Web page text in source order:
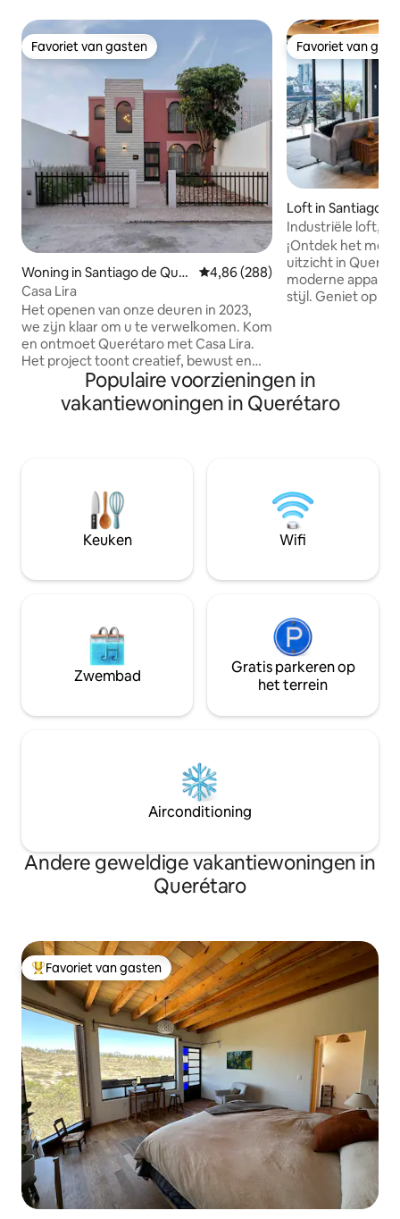
Favoriet van gasten
Favoriet van gasten
Woning in Santiago de Quer
étaro
Gemiddelde beoordeling van
4,86 (288)
Casa Lira
Het openen van onze deuren in 2023,
we zijn klaar om u te verwelkomen. Kom
en ontmoet Querétaro met Casa Lira.
Het project toont creatief, bewust en
authentiek Mexico en is ontstaan uit het
idee om een punt te zijn om naar terug
te keren, altijd zoals verwacht, je te
zijn ontwerp, met zijn kleuren,
texturen, laat je verrassen! We hebben
een bevoorrechte locatie. Plan nu
Favoriet van
Favoriet van
Loft in Santiago
ro
Industriële loft,
Airconditioning
¡Ontdek het
uitzicht in
moderne
stijl. Geniet op
comfort en stijl
voor zakenreizen
gemakkelijke
Populaire voorzieningen in
vakantiewoningen in Querétaro
Keuken Wifi
Zwembad
Gratis parkeren op
het terrein
Airconditioning
Andere geweldige vakantiewoningen in
Querétaro
Topfavoriet van gasten
Favoriet van gasten